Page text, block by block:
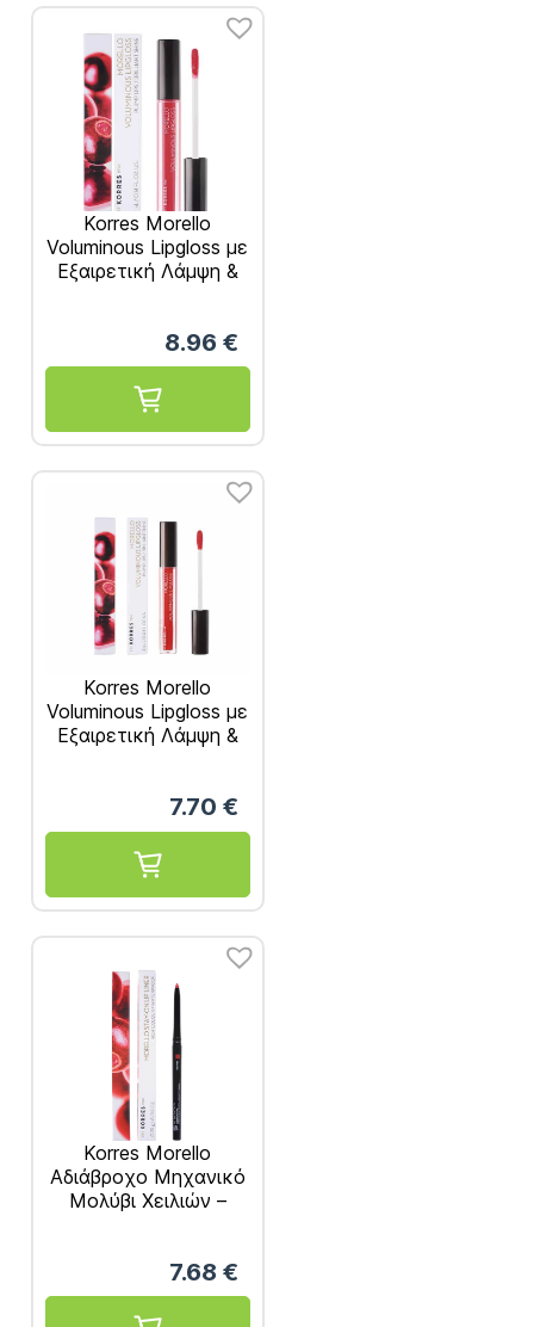
Korres Morello
Voluminous Lipgloss με
Εξαιρετική Λάμψη &
8.96 €
Korres Morello
Voluminous Lipgloss με
Εξαιρετική Λάμψη &
7.70 €
Korres Μorello
Αδιάβροχο Μηχανικό
Μολύβι Χειλιών –
7.68 €